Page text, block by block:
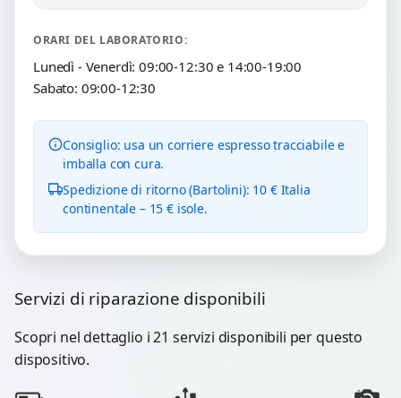
ORARI DEL LABORATORIO:
Lunedì - Venerdì: 09:00-12:30 e 14:00-19:00
Sabato: 09:00-12:30
Consiglio: usa un corriere espresso tracciabile e
imballa con cura.
Spedizione di ritorno (Bartolini): 10 € Italia
continentale – 15 € isole.
Servizi di riparazione disponibili
Scopri nel dettaglio i 21 servizi disponibili per questo
dispositivo.